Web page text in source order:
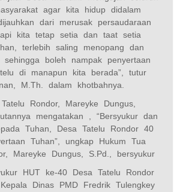
agar kita hidup didalam
dari merusak persaudaraan
kita tetap setia dan taat setia
terlebih saling menopang dan
sehingga boleh nampak penyertaan
di manapun kita berada”, tutur
M.Th. dalam khotbahnya.
Rondor, Mareyke Dungus,
mengatakan , “Bersyukur dan
Tuhan, Desa Tatelu Rondor 40
Tuhan”, ungkap Hukum Tua
Mareyke Dungus, S.Pd., bersyukur
HUT ke-40 Desa Tatelu Rondor
Dinas PMD Fredrik Tulengkey